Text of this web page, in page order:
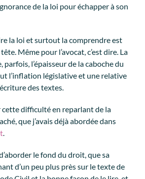
de la loi pour échapper à son
la loi et surtout la comprendre est
Même pour l’avocat, c’est dire. La
parfois, l’épaisseur de la caboche du
l’inflation législative et une relative
des textes.
cette difficulté en reparlant de la
que j’avais déjà abordée dans
.
le fond du droit, que sa
d’un peu plus près sur le texte de